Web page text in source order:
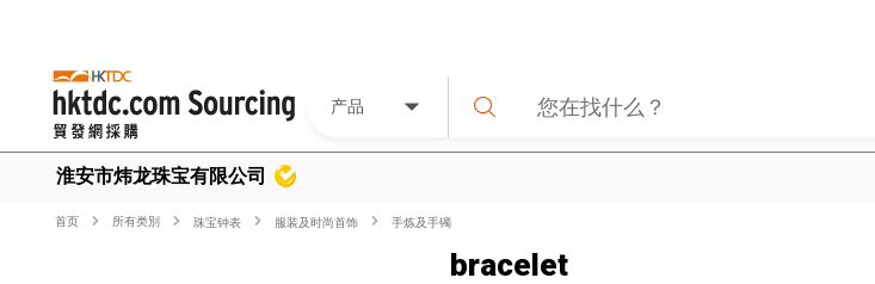
产品
淮安市炜龙珠宝有限公司
首页 所有类別 珠宝钟表 服装及时尚首饰 手炼及手镯
bracelet